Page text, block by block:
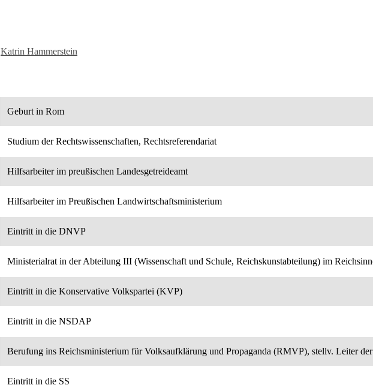
Katrin Hammerstein
Geburt in Rom
Studium der Rechtswissenschaften, Rechtsreferendariat
Hilfsarbeiter im preußischen Landesgetreideamt
Hilfsarbeiter im Preußischen Landwirtschaftsministerium
Eintritt in die DNVP
Ministerialrat in der Abteilung III (Wissenschaft und Schule, Reichskunstabteilung) im
Eintritt in die Konservative Volkspartei (KVP)
Eintritt in die NSDAP
Berufung ins Reichsministerium für Volksaufklärung und Propaganda (RMVP), stellv. Leiter
Eintritt in die SS